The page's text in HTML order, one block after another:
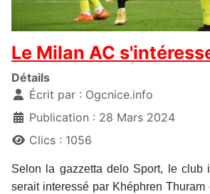
Le Milan AC
Détails
Écrit par : Ogcnice.info
Publication : 28 Mars 2024
Clics : 1056
Selon la gazzetta delo Sport, le club
serait interessé par Khéphren